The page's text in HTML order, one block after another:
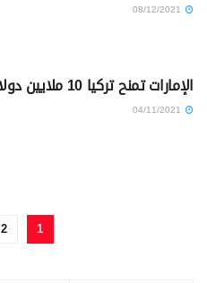
الإمارات تمنح تركيا 10 ملايين دولار
1
2